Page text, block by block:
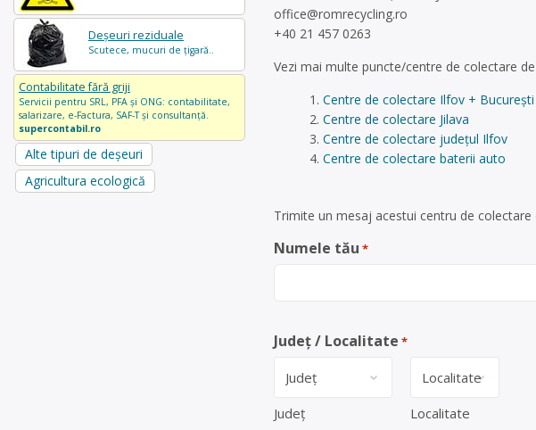
Deșeuri reziduale
Scutece, mucuri de țigară..
Contabilitate fără griji
Servicii pentru SRL, PFA și ONG: contabilitate,
salarizare, e-Factura, SAF-T și consultanță.
supercontabil.ro
Alte tipuri de deșeuri
Agricultura ecologică
office@romrecycling.ro
+40 21 457 0263
Vezi mai multe puncte/centre de colectare
Centre de colectare Ilfov + București
Centre de colectare Jilava
Centre de colectare județul Ilfov
Centre de colectare baterii auto
Trimite un mesaj acestui centru de
Numele tău *
Județ / Localitate *
Județ Localitate